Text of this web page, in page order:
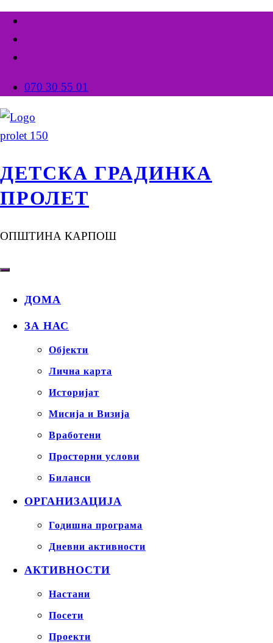
070 30 55 01
ДЕТСКА ГРАДИНКА
ПРОЛЕТ
ОПШТИНА КАРПОШ
ДОМА
ЗА НАС
Објекти
Лична карта
Историјат
Мисија и Визија
Вработени
Просторни услови
Биланси
ОРГАНИЗАЦИЈА
Годишна програма
Дневни активности
АКТИВНОСТИ
Настани
Посети
Проекти